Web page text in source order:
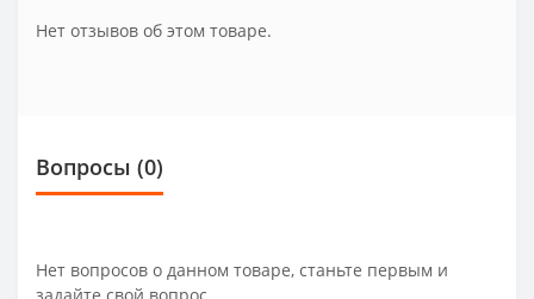
Нет отзывов об этом товаре.
Вопросы (0)
Нет вопросов о данном товаре, станьте первым и